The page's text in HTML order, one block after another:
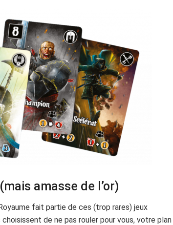
amasse de l’or)
fait partie de ces (trop rares) jeux
de ne pas rouler pour vous, votre plan